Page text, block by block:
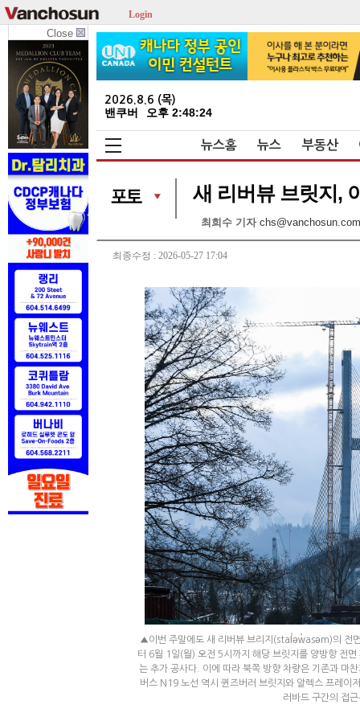
Login
Close
2026.8.6 (목)
밴쿠버 오후 2:48:24
뉴스홈 뉴스 부동산
새 리버뷰 브릿지,
최희수 기자 chs@vanchosun.com
최종수정 : 2026-05-27 17:04
▲이번 주말에도 새 리버뷰 브리지(stal̕əw̓asəm)의 전
터 6월 1일(월) 오전 5시까지 해당 브릿지를 양방향 전
는 추가 공사다. 이에 따라 북쪽 방향 차량은 기존과 마
버스 N19 노선 역시 퀸즈버러 브릿지와 알렉스 프레이
러바드 구간의 접